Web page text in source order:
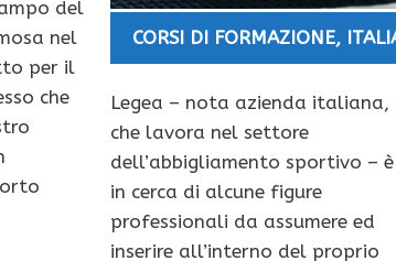
del
nel
per il
che
CORSI DI FORMAZIONE,
Legea – nota azienda italiana,
che lavora nel settore
dell’abbigliamento sportivo – è
in cerca di alcune figure
professionali da assumere ed
inserire all’interno del proprio